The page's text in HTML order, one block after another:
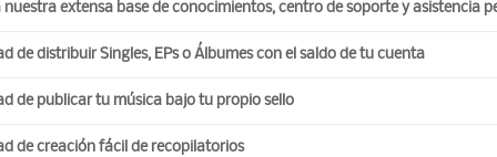
nuestra extensa base de conocimientos, centro de soporte y asistencia
de distribuir Singles, EPs o Álbumes con el saldo de tu cuenta
de publicar tu música bajo tu propio sello
de creación fácil de recopilatorios
tu lanzamiento según tus